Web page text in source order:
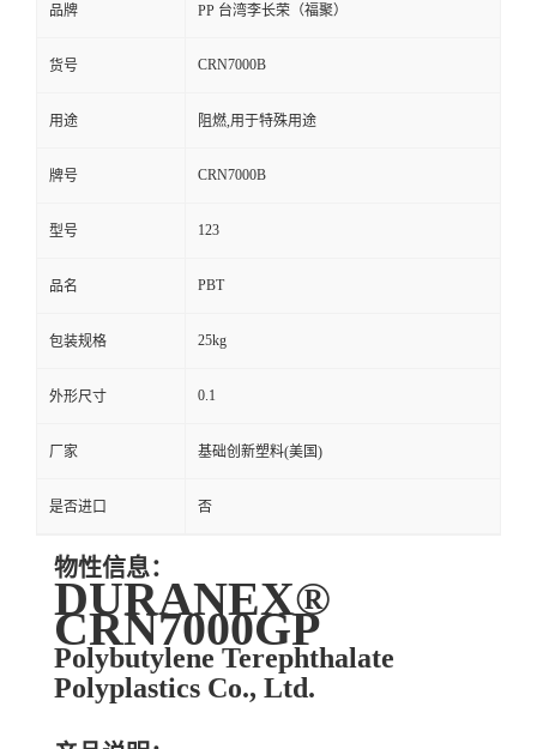
品牌 PP 台湾李长荣（福聚）
货号 CRN7000B
用途 阻燃,用于特殊用途
牌号 CRN7000B
型号 123
品名 PBT
包装规格 25kg
外形尺寸 0.1
厂家 基础创新塑料(美国)
是否进口 否
物性信息：
DURANEX®
CRN7000GP
Polybutylene Terephthalate
Polyplastics Co., Ltd.